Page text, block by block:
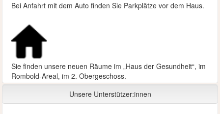
Bei Anfahrt mit dem Auto finden Sie Parkplätze vor dem Haus.
Sie finden unsere neuen Räume im „Haus der Gesundheit“, im
Rombold-Areal, im 2. Obergeschoss.
Unsere Unterstützer:innen